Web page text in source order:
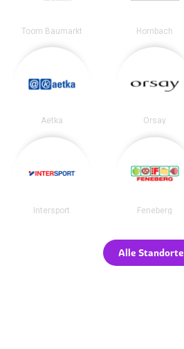
Toom Baumarkt Hornbach
Aetka Orsay
Intersport Feneberg
Alle Standorte